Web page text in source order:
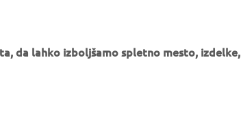
da lahko izboljšamo spletno mesto, izdelke,